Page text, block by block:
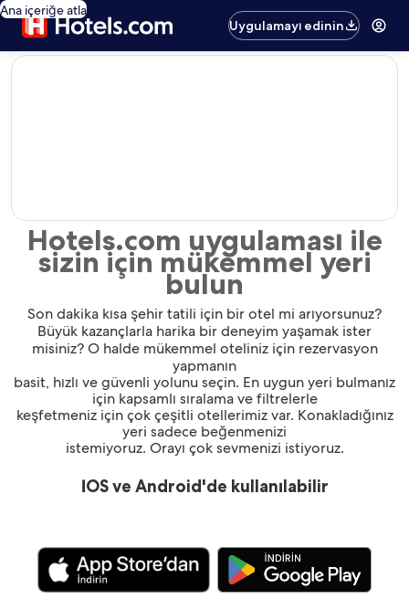
Ana içeriğe atla
Uygulamayı edinin
editorial
Hotels.com uygulaması ile
sizin için mükemmel yeri
bulun
Son dakika kısa şehir tatili için bir otel mi arıyorsunuz?
Büyük kazançlarla harika bir deneyim yaşamak ister
misiniz? O halde mükemmel oteliniz için rezervasyon
yapmanın
basit, hızlı ve güvenli yolunu seçin. En uygun yeri bulmanız
için kapsamlı sıralama ve filtrelerle
keşfetmeniz için çok çeşitli otellerimiz var. Konakladığınız
yeri sadece beğenmenizi
istemiyoruz. Orayı çok sevmenizi istiyoruz.
İOS ve Android'de kullanılabilir